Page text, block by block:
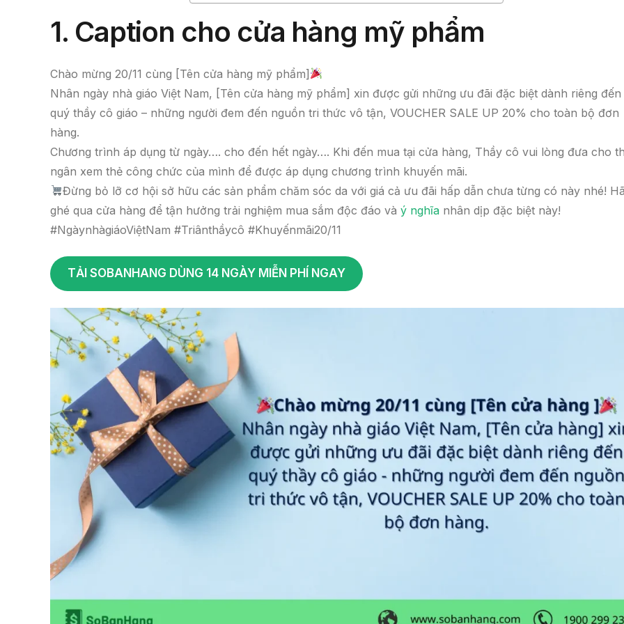
1. Caption cho cửa hàng mỹ phẩm
Chào mừng 20/11 cùng [Tên cửa hàng mỹ phẩm]
Nhân ngày nhà giáo Việt Nam, [Tên cửa hàng mỹ phẩm] xin được gửi những ưu đãi đặc biệt dành riêng đến
quý thầy cô giáo – những người đem đến nguồn tri thức vô tận, VOUCHER SALE UP 20% cho toàn bộ đơn
hàng.
Chương trình áp dụng từ ngày…. cho đến hết ngày…. Khi đến mua tại cửa hàng, Thầy cô vui lòng đưa cho
ngân xem thẻ công chức của mình để được áp dụng chương trình khuyến mãi.
Đừng bỏ lỡ cơ hội sở hữu các sản phẩm chăm sóc da với giá cả ưu đãi hấp dẫn chưa từng có này nhé!
ghé qua cửa hàng để tận hưởng trải nghiệm mua sắm độc đáo và ý nghĩa nhân dịp đặc biệt này!
#NgàynhàgiáoViệtNam #Triânthầycô #Khuyếnmãi20/11
TẢI SOBANHANG DÙNG 14 NGÀY MIỄN PHÍ NGAY